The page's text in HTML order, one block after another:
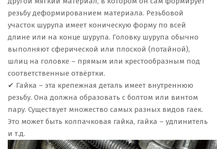
резьбу деформированием материала. Резьбовой
участок шурупа имеет коническую форму по всей
длине или на конце шурупа. Головку шурупа обычно
выполняют сферической или плоской (потайной),
шлиц на головке – прямым или крестообразным под
соответственные отвёртки.
✔ Гайка – эта крепежная деталь имеет внутреннюю
резьбу. Она должна образовать с болтом или винтом
пару. Существует множество самых разных видов гаек.
Это может быть колпачковая гайка, гайка – удлинитель
и т.д.